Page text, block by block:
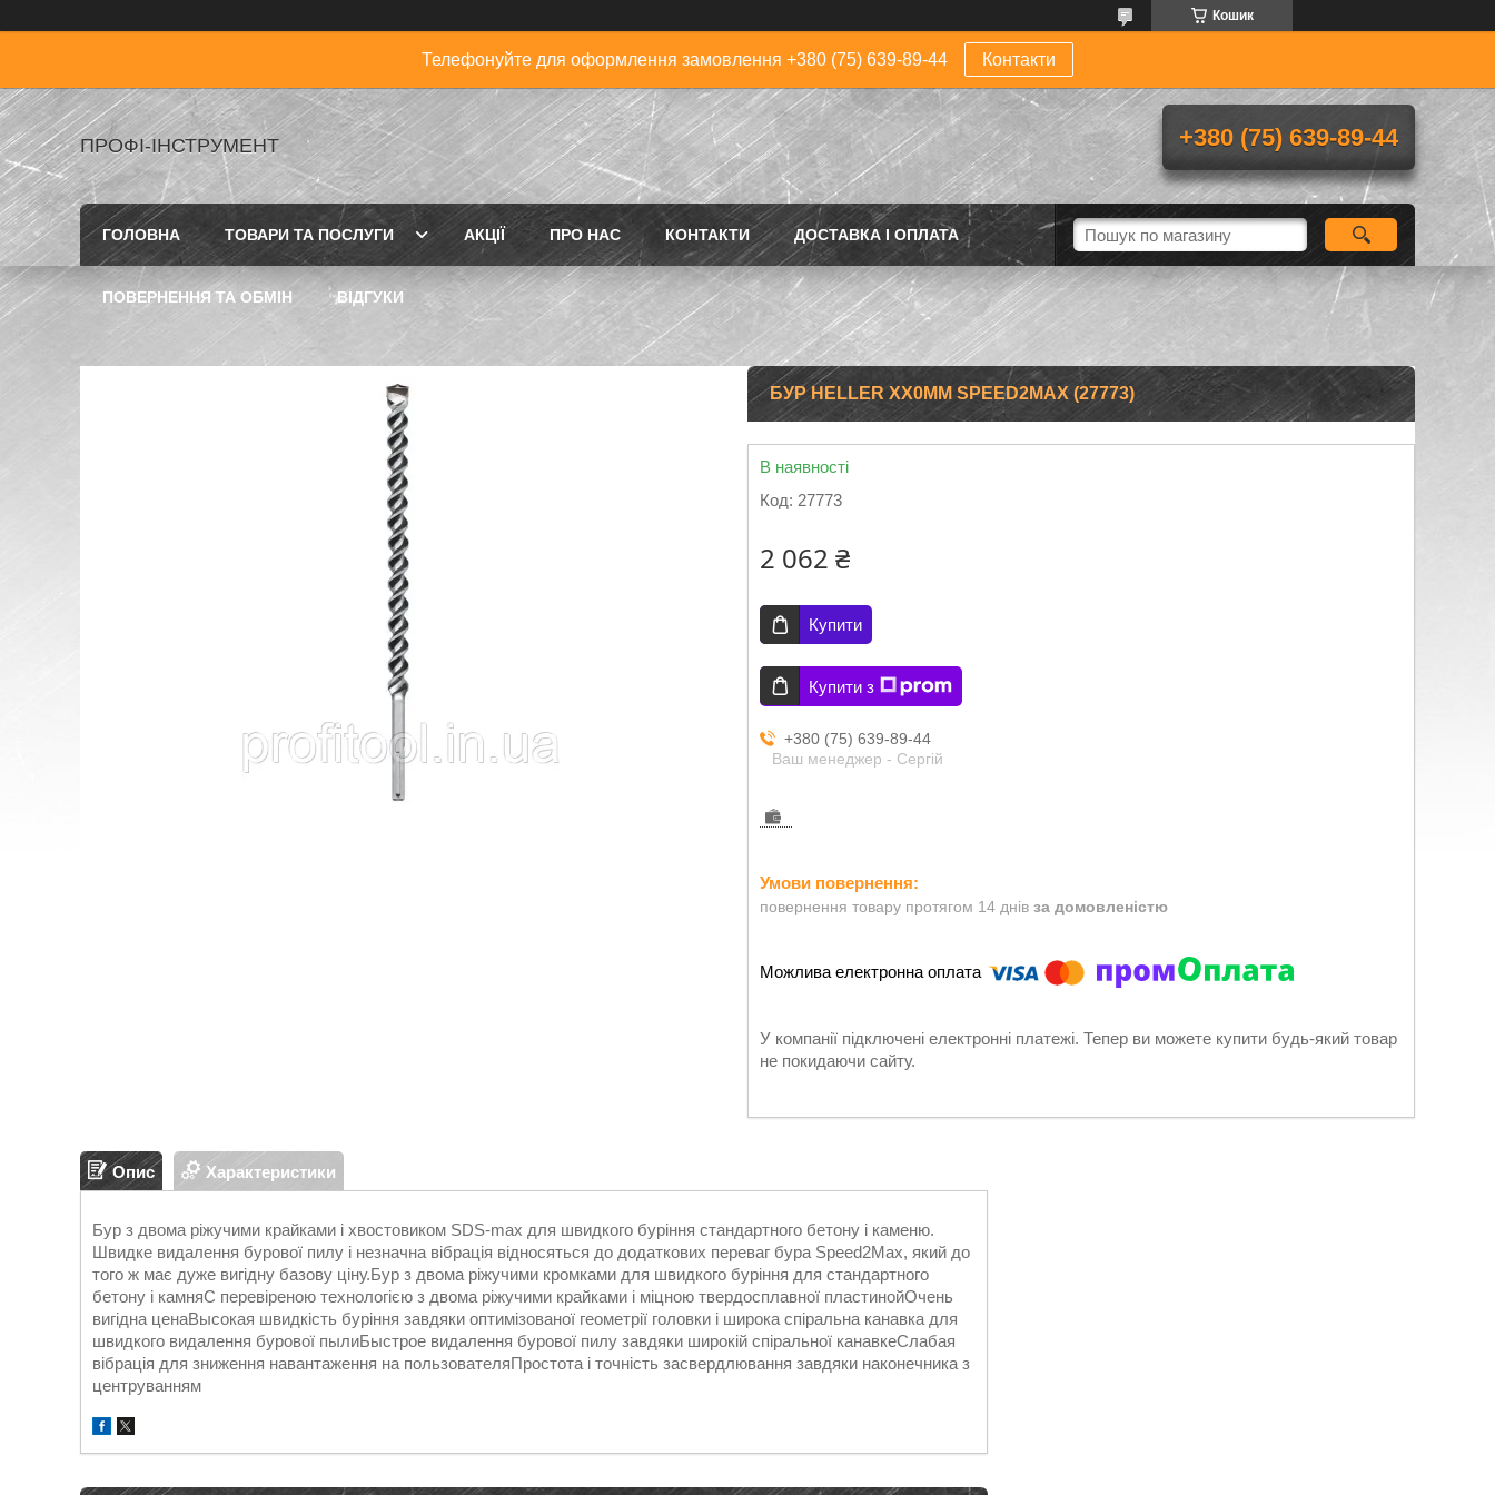
Кошик
Телефонуйте для оформлення замовлення +380 (75) 639-89-44 Контакти
ПРОФІ-ІНСТРУМЕНТ +380 (75) 639-89-44
ГОЛОВНА ТОВАРИ ТА ПОСЛУГИ АКЦІЇ ПРО НАС КОНТАКТИ ДОСТАВКА І ОПЛАТА
ПОВЕРНЕННЯ ТА ОБМІН ВІДГУКИ
БУР HELLER XX0MM SPEED2MAX (27773)
В наявності
Код: 27773
2 062 ₴
Купити
Купити з
+380 (75) 639-89-44
Ваш менеджер - Сергій
повернення товару протягом 14 днів за домовленістю
У компанії підключені електронні платежі. Тепер ви можете купити будь-який товар
не покидаючи сайту.
Опис Характеристики
Бур з двома ріжучими крайками і хвостовиком SDS-max для швидкого буріння стандартного бетону і каменю.
Швидке видалення бурової пилу і незначна вібрація відносяться до додаткових переваг бура Speed2Max, який до
того ж має дуже вигідну базову ціну.Бур з двома ріжучими кромками для швидкого буріння для стандартного
бетону і камняС перевіреною технологією з двома ріжучими крайками і міцною твердосплавної пластинойОчень
вигідна ценаВысокая швидкість буріння завдяки оптимізованої геометрії головки і широка спіральна канавка для
швидкого видалення бурової пылиБыстрое видалення бурової пилу завдяки широкій спіральної канавкеСлабая
вібрація для зниження навантаження на пользователяПростота і точність засвердлювання завдяки наконечника з
центруванням